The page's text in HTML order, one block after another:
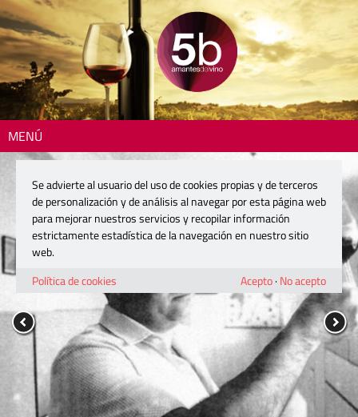
MENÚ
Se advierte al usuario del uso de cookies propias y de terceros
de personalización y de análisis al navegar por esta página web
para mejorar nuestros servicios y recopilar información
estrictamente estadística de la navegación en nuestro sitio
web.
Política de cookies
Acepto· No acepto